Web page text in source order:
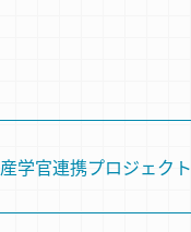
産学官連携プロジェクト